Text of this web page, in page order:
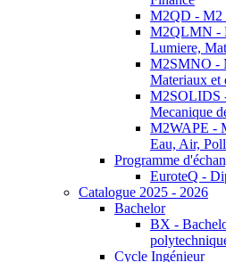
M2QD - M2
M2QLMN -
Lumiere,
M2SMNO -
Materiaux et
M2SOLIDS
Mecanique
M2WAPE -
Eau, Air,
Programme
EuroteQ -
Catalogue 2025 - 2026
Bachelor
BX -
Cycle Ingénieur